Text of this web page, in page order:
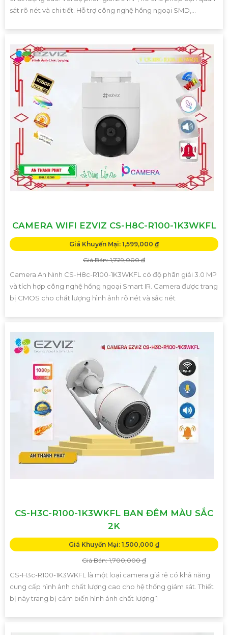
sát rõ nét và chi tiết. Hỗ trợ công nghệ hồng ngoại SMD,...
CAMERA WIFI EZVIZ CS-H8C-R100-1K3WKFL
Giá Khuyến Mại: 1,599,000 ₫
Giá Bán: 1,729,000 ₫
Camera An Ninh CS-H8c-R100-1K3WKFL có độ phân giải 3.0 MP
và tích hợp công nghệ hồng ngoại Smart IR. Camera được trang
bị CMOS cho chất lượng hình ảnh rõ nét và sắc nét
CS-H3C-R100-1K3WKFL BAN ĐÊM MÀU SẮC
2K
Giá Khuyến Mại: 1,500,000 ₫
Giá Bán: 1,700,000 ₫
CS-H3c-R100-1K3WKFL là một loại camera giá rẻ có khả năng
cung cấp hình ảnh chất lượng cao cho hệ thống giám sát. Thiết
bị này trang bị cảm biến hình ảnh chất lượng 1